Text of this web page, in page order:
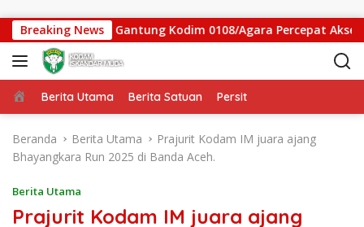
Breaking News
Jembatan Gantung Kodim 0108/Agara Percepat Akses
Beranda
Berita Utama Berita Satuan Persit
Beranda Berita Utama
Prajurit Kodam IM juara ajang
Bhayangkara Run 2025 di Banda Aceh.
Berita Utama
Prajurit Kodam IM juara ajang